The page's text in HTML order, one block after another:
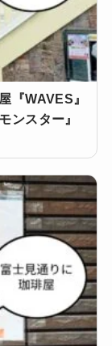
『WAVES』
ンスター』